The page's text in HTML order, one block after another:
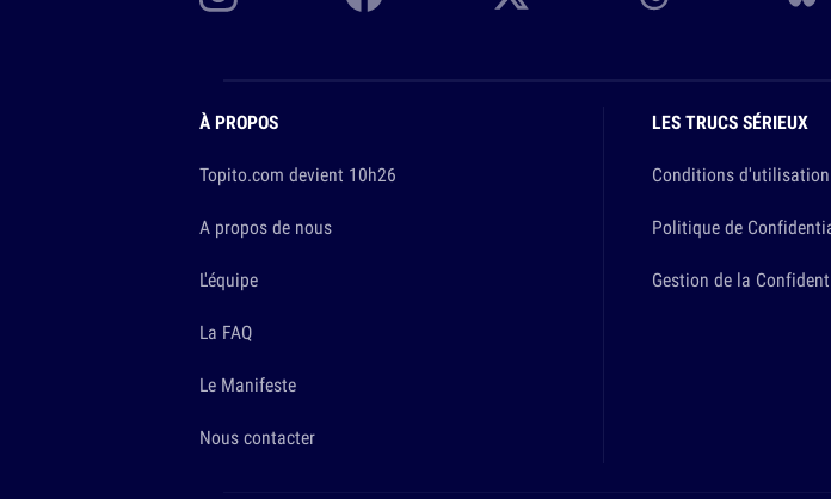
À PROPOS
Topito.com devient 10h26
A propos de nous
L'équipe
La FAQ
Le Manifeste
Nous contacter
LES TRUCS SÉRIEUX
Conditions d'utilisation
Politique de
Gestion de la